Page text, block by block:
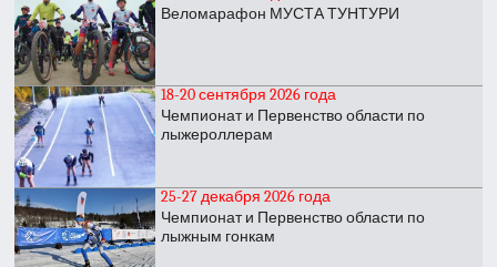
Веломарафон МУСТА ТУНТУРИ
18-20 сентября 2026 года
Чемпионат и Первенство области по
лыжероллерам
25-27 декабря 2026 года
Чемпионат и Первенство области по
лыжным гонкам